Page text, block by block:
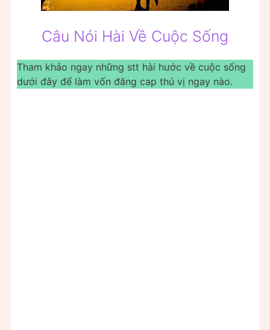
Câu Nói Hài Về Cuộc Sống
Tham khảo ngay những stt hài hước về cuộc sống
dưới đây để làm vốn đăng cap thú vị ngay nào.